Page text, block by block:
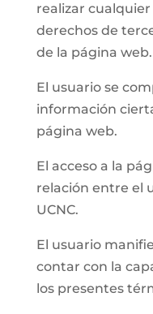
realizar
derechos de
de la página web.
El usuario se
información
página web.
El acceso a la
relación entre el
UCNC.
El usuario
contar con la
los presentes